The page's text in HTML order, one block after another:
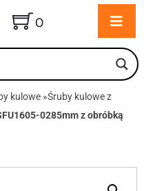
0
kulowe »Śruby kulowe z
0285mm z obróbką